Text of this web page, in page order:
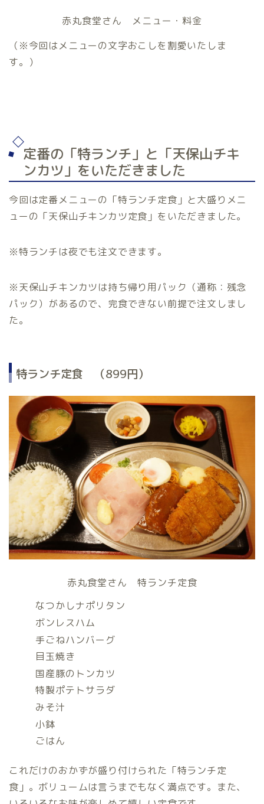
赤丸食堂さん メニュー・料金
（※今回はメニューの文字おこしを割愛いたしま
す。）
定番の「特ランチ」と「天保山チキ
ンカツ」をいただきました
今回は定番メニューの「特ランチ定食」と大盛りメニ
ューの「天保山チキンカツ定食」をいただきました。
※特ランチは夜でも注文できます。
※天保山チキンカツは持ち帰り用パック（通称：残念
パック）があるので、完食できない前提で注文しまし
た。
特ランチ定食 （899円）
赤丸食堂さん 特ランチ定食
なつかしナポリタン
ボンレスハム
手ごねハンバーグ
目玉焼き
国産豚のトンカツ
特製ポテトサラダ
みそ汁
小鉢
ごはん
これだけのおかずが盛り付けられた「特ランチ定
食」。ボリュームは言うまでもなく満点です。また、